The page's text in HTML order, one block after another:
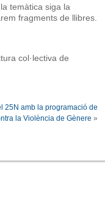
temàtica siga la
fragments de llibres.
col·lectiva de
25N amb la programació de
la Violència de Gènere »